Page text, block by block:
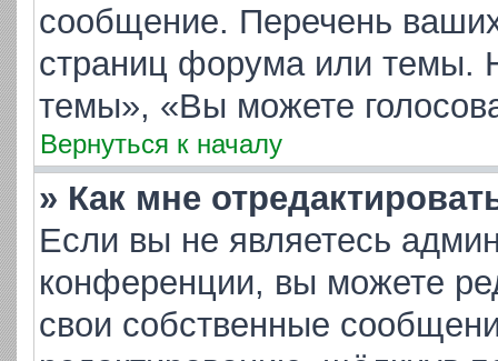
сообщение. Перечень
страниц форума или темы.
темы», «Вы можете
Вернуться к началу
» Как мне
Если вы не являетесь
конференции, вы можете
свои собственные